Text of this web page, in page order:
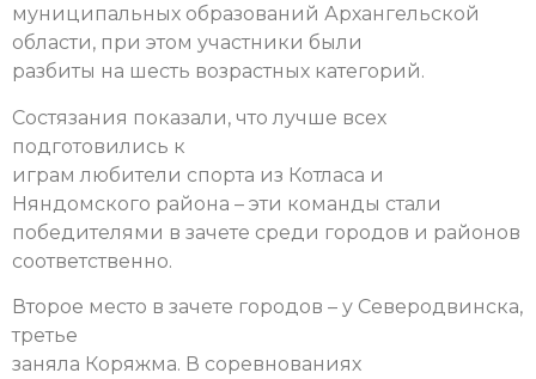
муниципальных образований Архангельской
области, при этом участники были
разбиты на шесть возрастных категорий.
Состязания показали, что лучше всех
подготовились к
играм любители спорта из Котласа и
Няндомского района – эти команды стали
победителями в зачете среди городов и районов
соответственно.
Второе место в зачете городов – у Северодвинска,
третье
заняла Коряжма. В соревнованиях